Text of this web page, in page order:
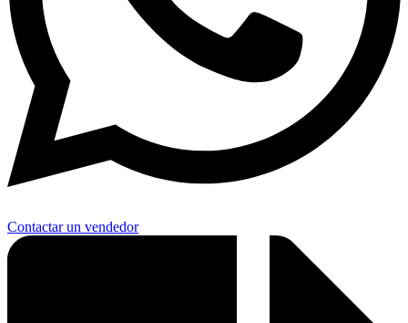
Contactar un vendedor